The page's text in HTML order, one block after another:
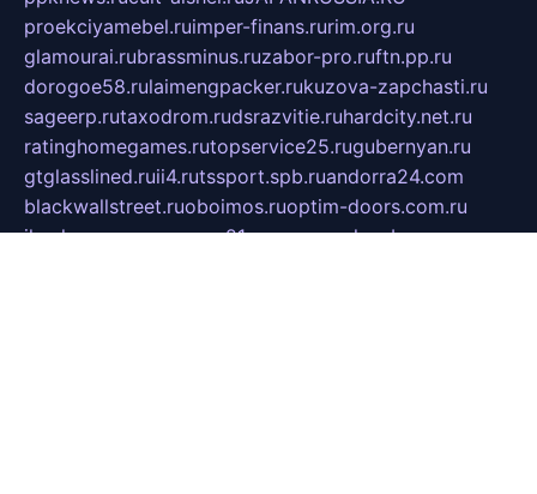
proekciyamebel.ruimper-finans.rurim.org.ru
glamourai.rubrassminus.ruzabor-pro.ruftn.pp.ru
dorogoe58.rulaimengpacker.rukuzova-zapchasti.ru
sageerp.rutaxodrom.rudsrazvitie.ruhardcity.net.ru
ratinghomegames.rutopservice25.rugubernyan.ru
gtglasslined.ruii4.rutssport.spb.ruandorra24.com
blackwallstreet.ruoboimos.ruoptim-doors.com.ru
ikuch.runycr.org.runpa21.ruvremya-ch.spb.ru